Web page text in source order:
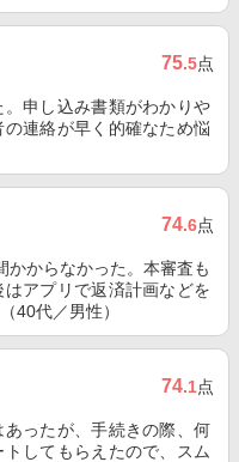
75.5点
申し込み書類がわかりや
連絡が早く的確なため悩
74.6点
かからなかった。本審査も
アプリで返済計画などを
40代／男性）
74.1点
ったが、手続きの際、何
してもらえたので、スム